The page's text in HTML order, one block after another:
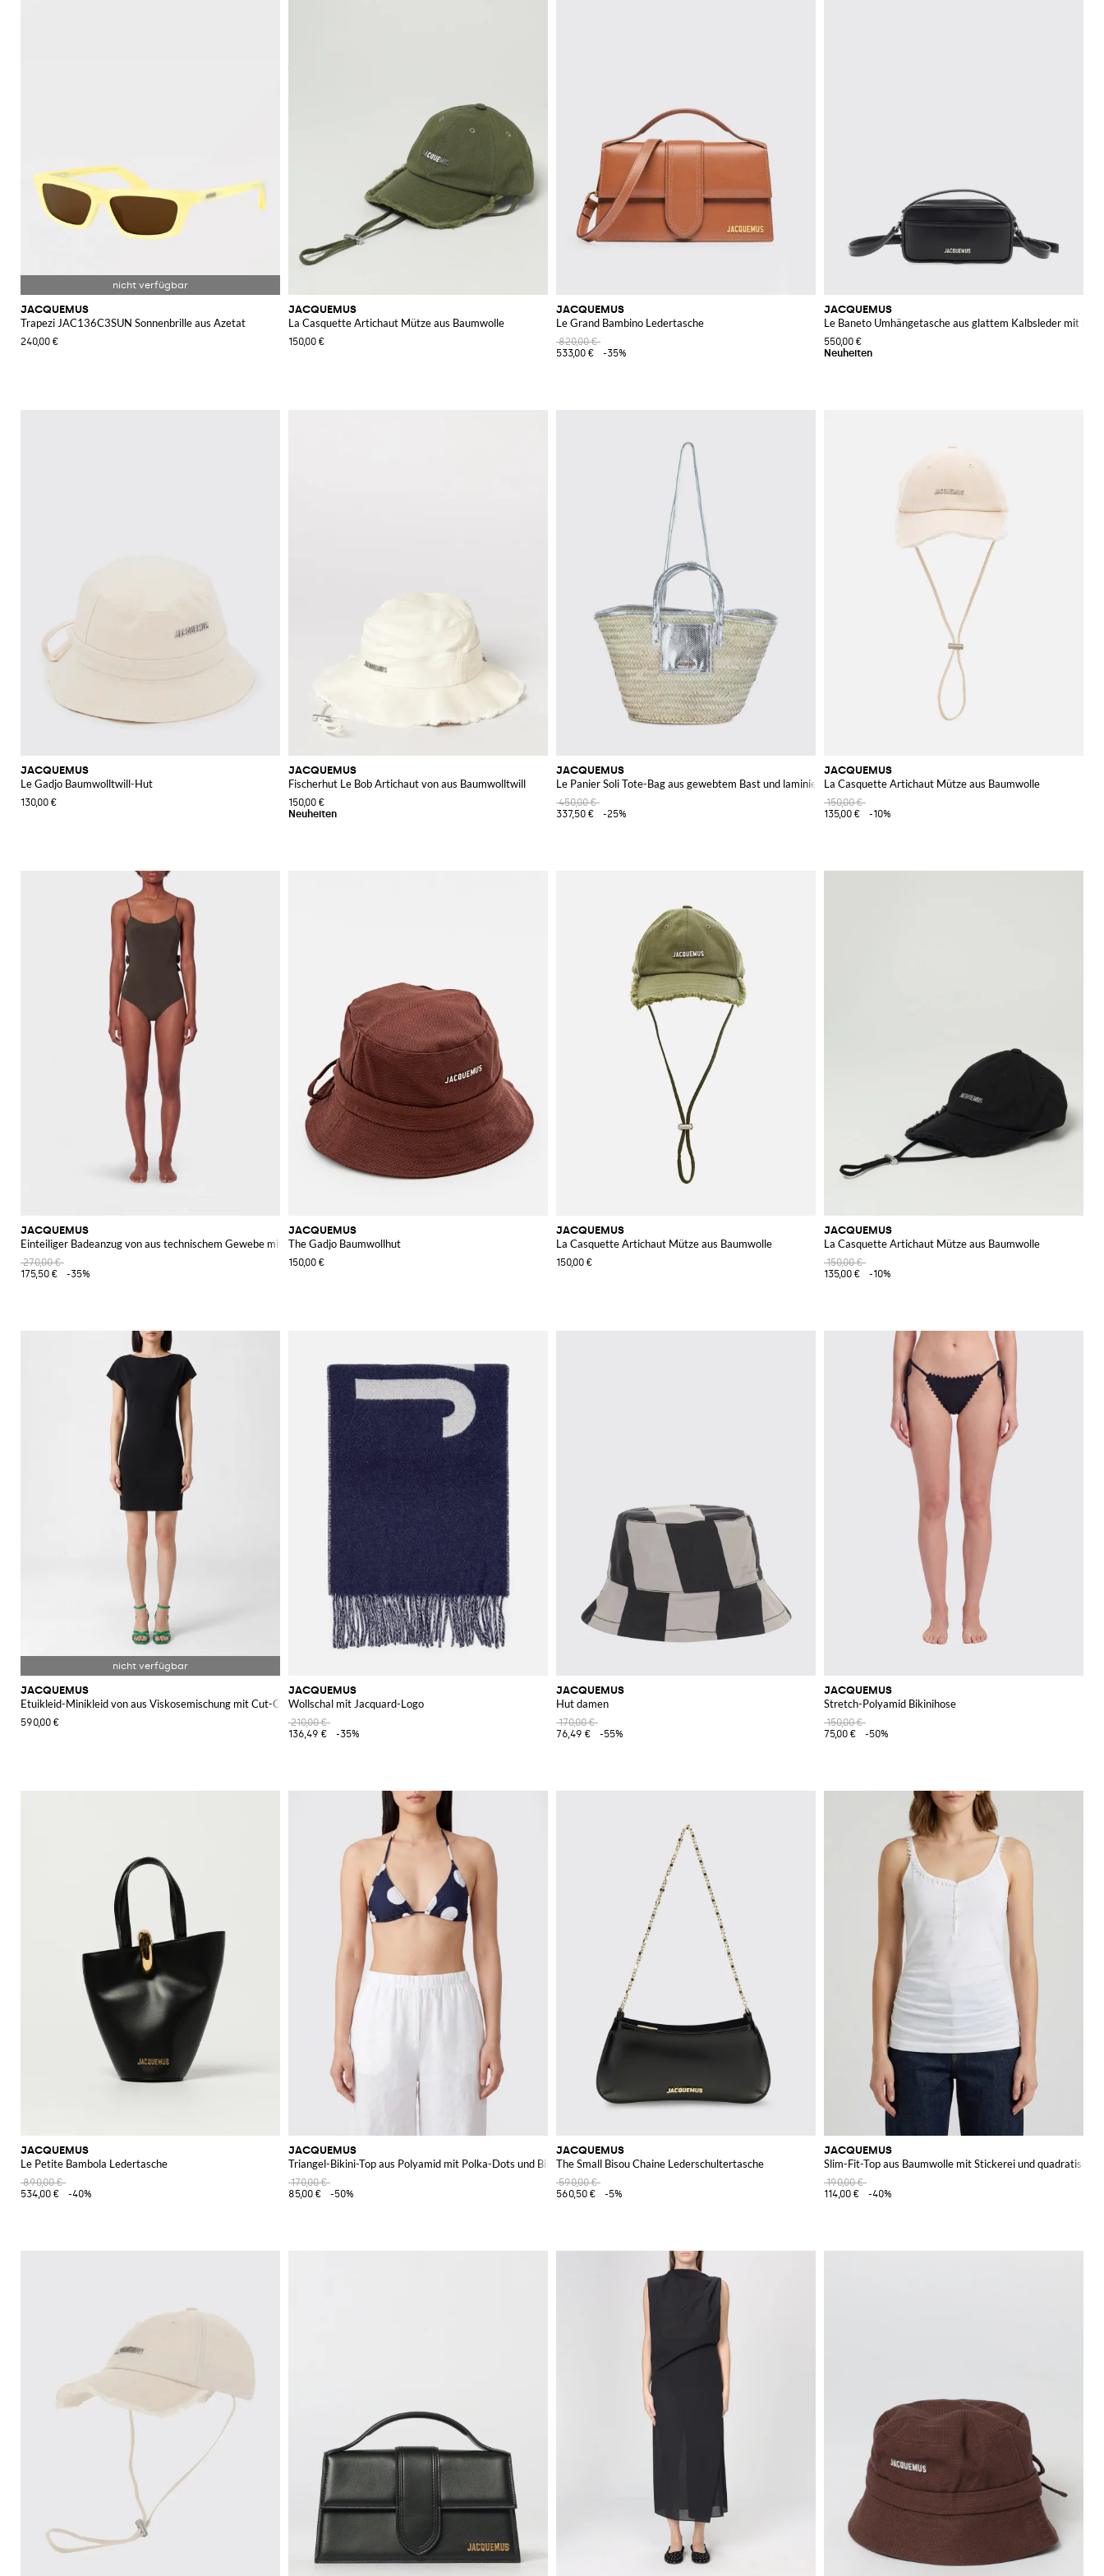
JACQUEMUS
Trapezi JAC136C3SUN Sonnenbrille aus Azetat
240,00 €
JACQUEMUS
La Casquette Artichaut Mütze aus Baumwolle
150,00 €
JACQUEMUS
Le Grand Bambino Ledertasche
820,00 €
533,00 €
-35%
JACQUEMUS
Le Baneto Umhängetasche aus glattem Kalbsleder mit Logo
550,00 €
JACQUEMUS
Le Gadjo Baumwolltwill-Hut
130,00 €
JACQUEMUS
Fischerhut Le Bob Artichaut von aus Baumwolltwill
150,00 €
JACQUEMUS
Le Panier Soli Tote-Bag aus gewebtem Bast und laminiertem Leder
450,00 €
337,50 €
-25%
JACQUEMUS
La Casquette Artichaut Mütze aus Baumwolle
150,00 €
135,00 €
-10%
JACQUEMUS
Einteiliger Badeanzug von aus technischem Gewebe mit Rüschen
270,00 €
175,50 €
-35%
JACQUEMUS
The Gadjo Baumwollhut
150,00 €
JACQUEMUS
La Casquette Artichaut Mütze aus Baumwolle
150,00 €
JACQUEMUS
La Casquette Artichaut Mütze aus Baumwolle
150,00 €
135,00 €
-10%
JACQUEMUS
Etuikleid-Minikleid von aus Viskosemischung mit Cut-Out-Details
590,00 €
JACQUEMUS
Wollschal mit Jacquard-Logo
210,00 €
136,49 €
-35%
JACQUEMUS
Hut damen
170,00 €
76,49 €
-55%
JACQUEMUS
Stretch-Polyamid Bikinihose
150,00 €
75,00 €
-50%
JACQUEMUS
Le Petite Bambola Ledertasche
890,00 €
534,00 €
-40%
JACQUEMUS
Triangel-Bikini-Top aus Polyamid mit Polka-Dots und Bindebändern
170,00 €
85,00 €
-50%
JACQUEMUS
The Small Bisou Chaine Lederschultertasche
590,00 €
560,50 €
-5%
JACQUEMUS
Slim-Fit-Top aus Baumwolle mit Stickerei und
190,00 €
114,00 €
-40%